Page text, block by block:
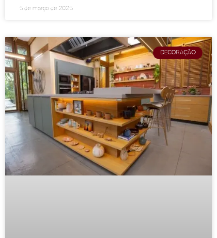
5 de março de 2025
DECORAÇÃO